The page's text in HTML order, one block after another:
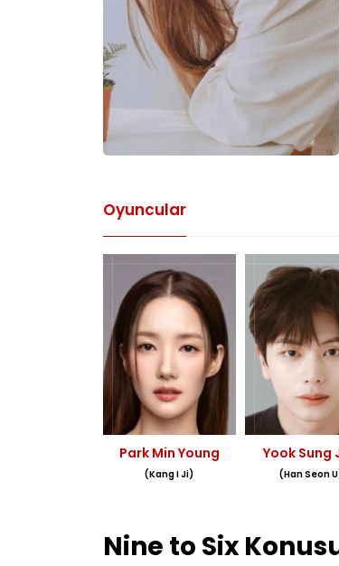
Oyuncular
Park Min Young
(Kang I Ji)
Yook Sung
(Han Seon
Nine to Six